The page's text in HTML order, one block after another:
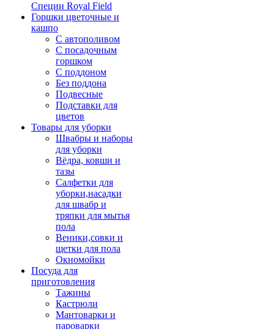
Специи Royal Field
Горшки цветочные и
кашпо
С автополивом
С посадочным
горшком
С поддоном
Без поддона
Подвесные
Подставки для
цветов
Товары для уборки
Швабры и наборы
для уборки
Вёдра, ковши и
тазы
Салфетки для
уборки,насадки
для швабр и
тряпки для мытья
пола
Веники,совки и
щетки для пола
Окномойки
Посуда для
приготовления
Тажины
Кастрюли
Мантоварки и
пароварки